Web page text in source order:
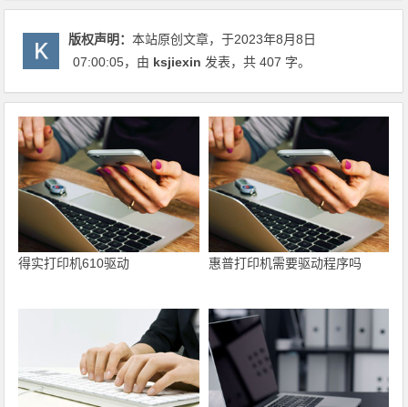
版权声明：本站原创文章，于2023年8月8日
07:00:05，由 ksjiexin 发表，共 407 字。
得实打印机610驱动 惠普打印机需要驱动程序吗